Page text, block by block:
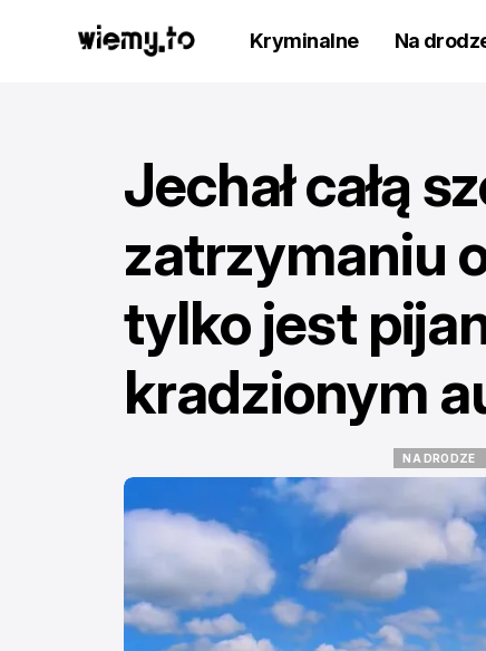
Kryminalne Na
Jechał całą
zatrzymaniu
tylko jest
kradzionym
NA DRODZE